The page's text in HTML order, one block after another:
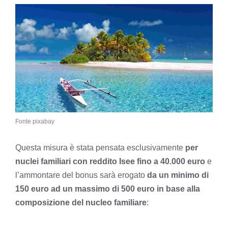
Fonte pixabay
Questa misura è stata pensata esclusivamente per
nuclei familiari con reddito Isee fino a 40.000 euro e
l’ammontare del bonus sarà erogato da un minimo di
150 euro ad un massimo di 500 euro in base alla
composizione del nucleo familiare: